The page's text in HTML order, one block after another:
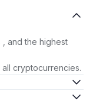
and the highest
cryptocurrencies.